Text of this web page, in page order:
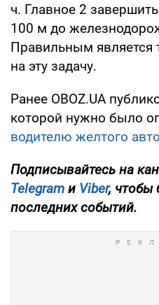
ч. Главное 2
100 м до
Правильным является
на эту задачу.
Ранее OBOZ.UA
которой нужно было
водителю желтого
Подписывайтесь на
Telegram и Viber, чтобы
последних событий.